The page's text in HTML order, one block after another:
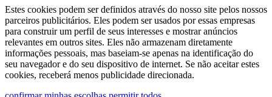
dos meus dados pessoais.
Autorizo o processamento dos meus dados
pessoais para receber comunicações comerciais ou
de marketing da Ghidini Lighting Srl
Você pode cancelar a assinatura de tais
Estes cookies podem ser definidos através do nosso site pelos nossos
parceiros publicitários. Eles podem ser usados ​​por essas empresas
para construir um perfil de seus interesses e mostrar anúncios
relevantes em outros sites. Eles não armazenam diretamente
informações pessoais, mas baseiam-se apenas na identificação do
seu navegador e do seu dispositivo de internet. Se não aceitar estes
cookies, receberá menos publicidade direcionada.